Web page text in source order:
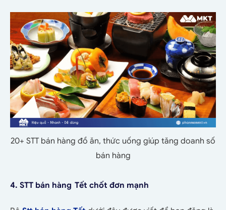
20+ STT bán hàng đồ ăn, thức uống giúp tăng doanh số
bán hàng
4. STT bán hàng Tết chốt đơn mạnh